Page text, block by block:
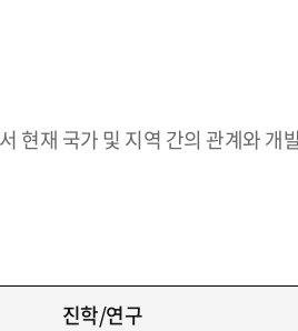
현재 국가 및 지역 간의 관계와 개
진학/연구